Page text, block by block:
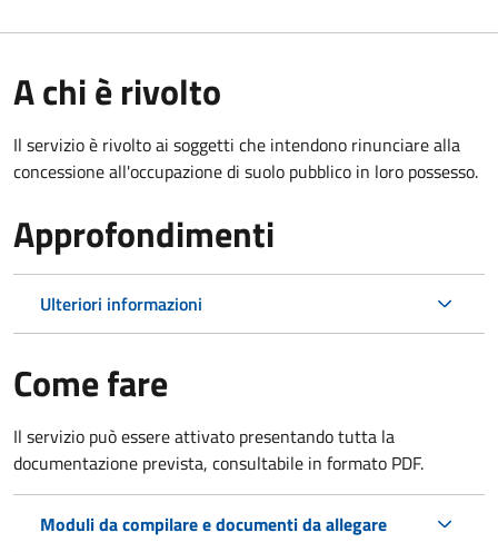
A chi è rivolto
Il servizio è rivolto ai soggetti che intendono rinunciare alla
concessione all'occupazione di suolo pubblico in loro possesso.
Approfondimenti
Ulteriori informazioni
Come fare
Il servizio può essere attivato presentando tutta la
documentazione prevista, consultabile in formato PDF.
Moduli da compilare e documenti da allegare